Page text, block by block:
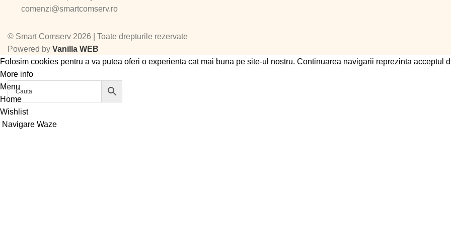
comenzi@smartcomserv.ro
© Smart Comserv 2026 | Toate drepturile rezervate
Powered by Vanilla WEB
Folosim cookies pentru a va putea oferi o experienta cat mai buna pe site-ul nostru. Continuarea navigarii reprezinta acceptul
More info
Menu
Home
Wishlist
Navigare Waze